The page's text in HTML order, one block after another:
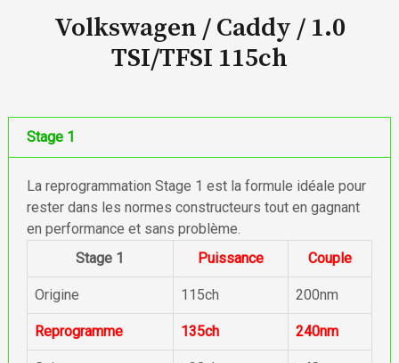
Volkswagen / Caddy / 1.0
TSI/TFSI 115ch
Stage 1
La reprogrammation Stage 1 est la formule idéale pour
rester dans les normes constructeurs tout en gagnant
en performance et sans problème.
Stage 1
Puissance Couple
Origine 115ch 200nm
Reprogramme 135ch 240nm